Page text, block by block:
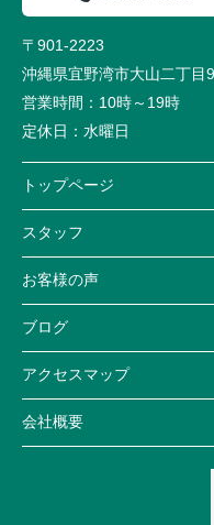
〒901-2223
沖縄県宜野湾市大山二丁目
営業時間： 10時～19時
定休日： 水曜日
トップページ
スタッフ
お客様の声
ブログ
アクセスマップ
会社概要